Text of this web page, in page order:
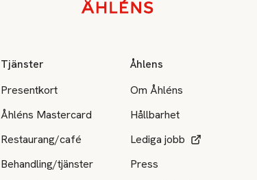
Tjänster
Presentkort
Åhléns Mastercard
Restaurang/café
Behandling/tjänster
Åhlens
Om Åhléns
Hållbarhet
Lediga jobb
Press